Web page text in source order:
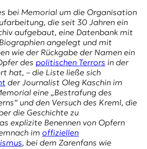
bei Memorial um die Organisation
die seit 30 Jahren ein
aufgebaut, eine Datenbank mit
angelegt und mit
wie der Rückgabe der Namenein
des politischen Terrors in der
hat, – die Liste ließe sich
der Journalist Oleg Kaschin im
eine „Bestrafung des
und den Versuch des Kreml, die
die Geschichte zu
explizite Benennen von Opfern
im offiziellen
, bei dem Zarenfans wie